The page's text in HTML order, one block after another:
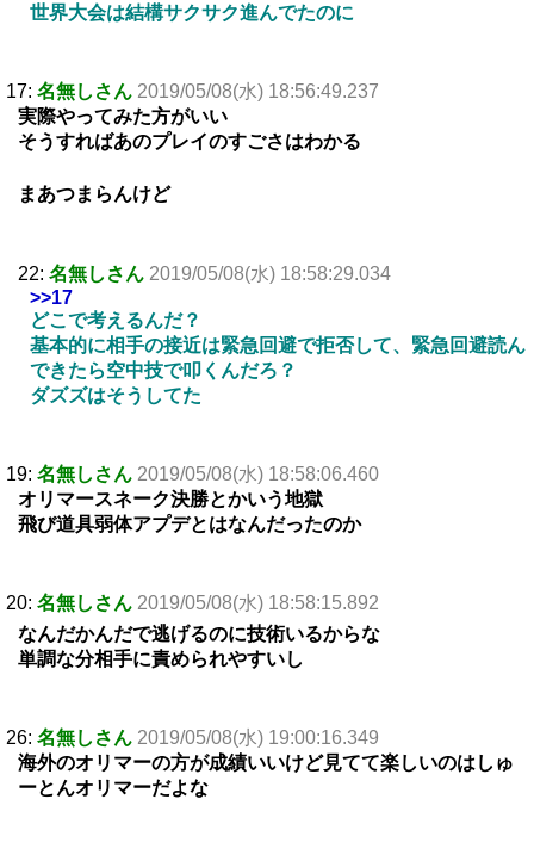
世界大会は結構サクサク進んでたのに
17: 名無しさん 2019/05/08(水) 18:56:49.237
実際やってみた方がいい
そうすればあのプレイのすごさはわかる
まあつまらんけど
22: 名無しさん 2019/05/08(水) 18:58:29.034
>>17
どこで考えるんだ？
基本的に相手の接近は緊急回避で拒否して、緊急回避読ん
できたら空中技で叩くんだろ？
ダズズはそうしてた
19: 名無しさん 2019/05/08(水) 18:58:06.460
オリマースネーク決勝とかいう地獄
飛び道具弱体アプデとはなんだったのか
20: 名無しさん 2019/05/08(水) 18:58:15.892
なんだかんだで逃げるのに技術いるからな
単調な分相手に責められやすいし
26: 名無しさん 2019/05/08(水) 19:00:16.349
海外のオリマーの方が成績いいけど見てて楽しいのはしゅ
ーとんオリマーだよな